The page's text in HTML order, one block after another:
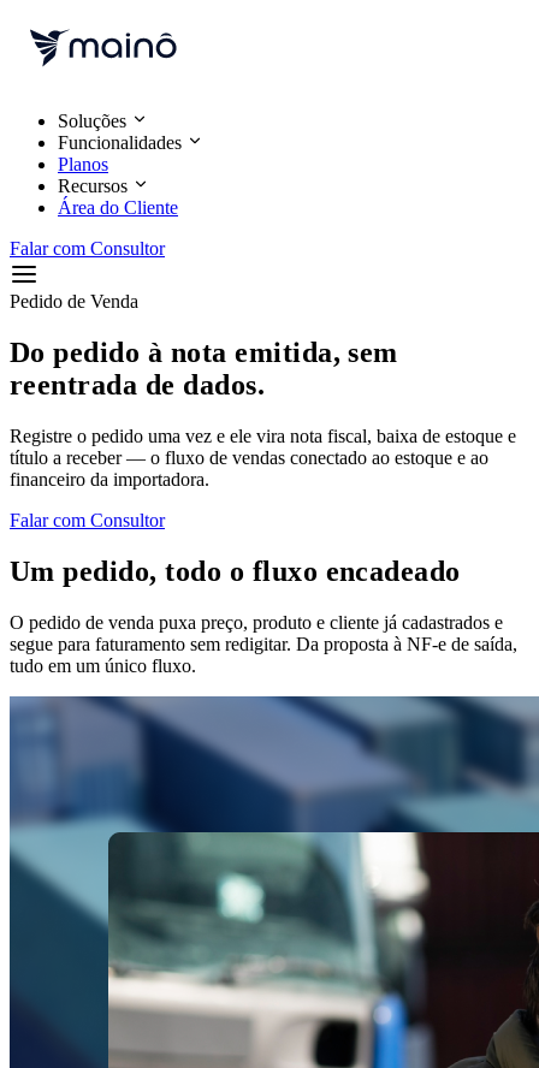
Soluções
Funcionalidades
Planos
Recursos
Área do Cliente
Falar com Consultor
Pedido de Venda
Do pedido à nota emitida, sem
reentrada de dados.
Registre o pedido uma vez e ele vira nota fiscal, baixa de estoque e
título a receber — o fluxo de vendas conectado ao estoque e ao
financeiro da importadora.
Falar com Consultor
Um pedido, todo o fluxo encadeado
O pedido de venda puxa preço, produto e cliente já cadastrados e
segue para faturamento sem redigitar. Da proposta à NF-e de saída,
tudo em um único fluxo.